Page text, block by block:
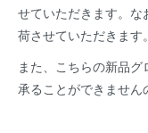
せていただきます。な
荷させていただきます。
また、こちらの新品
承ることができません